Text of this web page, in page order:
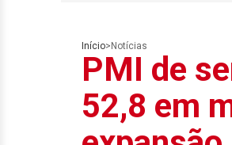
Início> Notícias
PMI de
52,8 em